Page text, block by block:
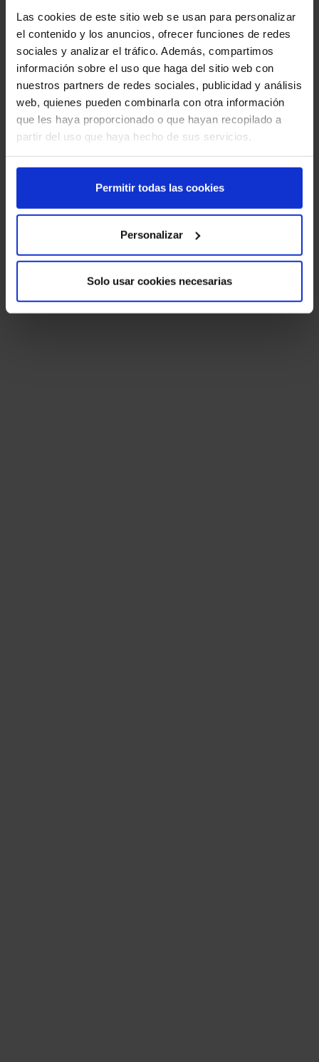
Las cookies de este sitio web se usan para personalizar
el contenido y los anuncios, ofrecer funciones de redes
sociales y analizar el tráfico. Además, compartimos
información sobre el uso que haga del sitio web con
nuestros partners de redes sociales, publicidad y análisis
web, quienes pueden combinarla con otra información
que les haya proporcionado o que hayan recopilado a
partir del uso que haya hecho de sus servicios.
Permitir todas las cookies
Personalizar
Solo usar cookies necesarias